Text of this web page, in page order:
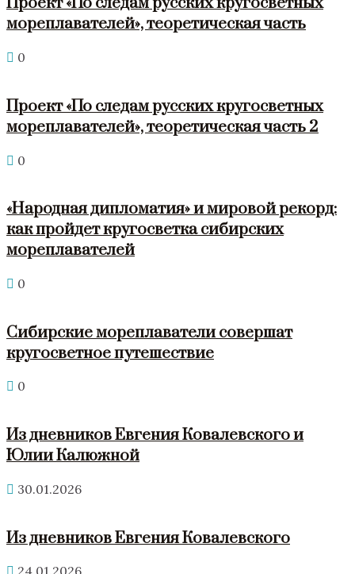
мореплавателей», теоретическая часть
0
Проект «По следам русских кругосветных
мореплавателей», теоретическая часть 2
0
«Народная дипломатия» и мировой рекорд:
как пройдет кругосветка сибирских
мореплавателей
0
Сибирские мореплаватели совершат
кругосветное путешествие
0
Из дневников Евгения Ковалевского и
Юлии Калюжной
30.01.2026
Из дневников Евгения Ковалевского